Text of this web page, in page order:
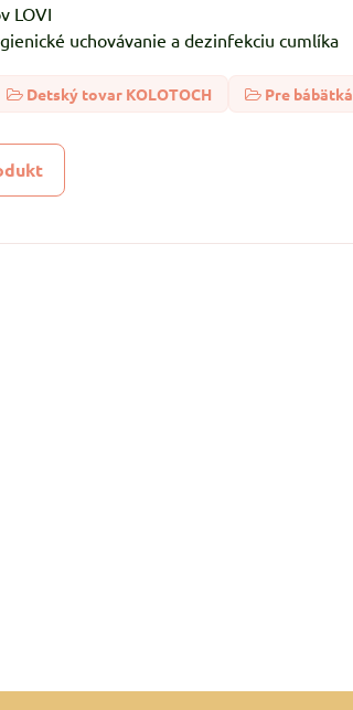
LOVI
uchovávanie a dezinfekciu cumlíka
Detský tovar KOLOTOCH Pre bábätká